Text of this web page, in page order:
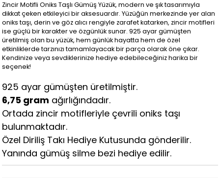
Zincir Motifli Oniks Taşlı Gümüş Yüzük, modern ve şık tasarımıyla
dikkat çeken etkileyici bir aksesuardır. Yüzüğün merkezinde yer alan
oniks taşı, derin ve göz alıcı rengiyle zarafet katarken, zincir motifleri
ise güçlü bir karakter ve özgünlük sunar. 925 ayar gümüşten
üretilmiş olan bu yüzük, hem günlük hayatta hem de özel
etkinliklerde tarzınızı tamamlayacak bir parça olarak öne çıkar.
Kendinize veya sevdiklerinize hediye edebileceğiniz harika bir
seçenek!
925 ayar gümüşten üretilmiştir.
6,75 gram ağırlığındadır.
Ortada zincir motifleriyle çevrili oniks taşı
bulunmaktadır.
Özel Diriliş Takı Hediye Kutusunda gönderilir.
Yanında gümüş silme bezi hediye edilir.